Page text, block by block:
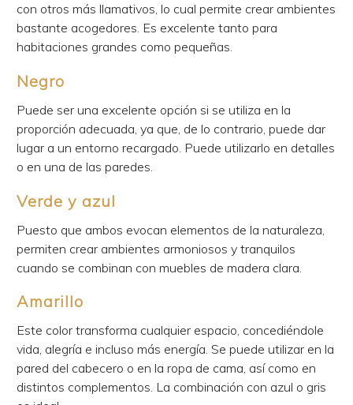
con otros más llamativos, lo cual permite crear ambientes
bastante acogedores. Es excelente tanto para
habitaciones grandes como pequeñas.
Negro
Puede ser una excelente opción si se utiliza en la
proporción adecuada, ya que, de lo contrario, puede dar
lugar a un entorno recargado. Puede utilizarlo en detalles
o en una de las paredes.
Verde y azul
Puesto que ambos evocan elementos de la naturaleza,
permiten crear ambientes armoniosos y tranquilos
cuando se combinan con muebles de madera clara.
Amarillo
Este color transforma cualquier espacio, concediéndole
vida, alegría e incluso más energía. Se puede utilizar en la
pared del cabecero o en la ropa de cama, así como en
distintos complementos. La combinación con azul o gris